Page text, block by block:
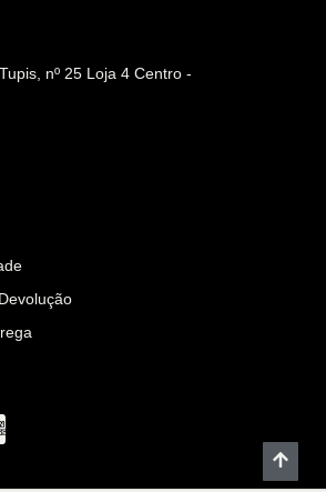
nº 25 Loja 4 Centro -